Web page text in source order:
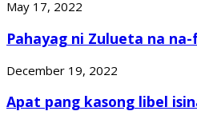
May 17, 2022
Pahayag ni Zulueta na
December 19, 2022
Apat pang kasong libel